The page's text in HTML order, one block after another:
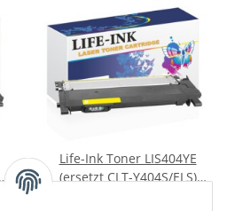
Life-Ink Toner LIS404YE
(ersetzt CLT-Y404S/ELS)